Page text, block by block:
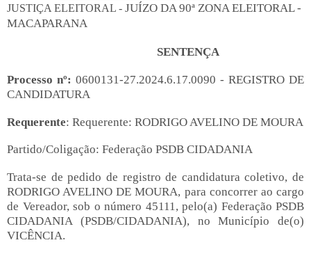
JUSTIÇA ELEITORAL - JUÍZO DA 90ª ZONA ELEITORAL -
MACAPARANA
SENTENÇA
Processo nº: 0600131-27.2024.6.17.0090 - REGISTRO DE
CANDIDATURA
Requerente: Requerente: RODRIGO AVELINO DE MOURA
Partido/Coligação: Federação PSDB CIDADANIA
Trata-se de pedido de registro de candidatura coletivo, de
RODRIGO AVELINO DE MOURA, para concorrer ao cargo
de Vereador, sob o número 45111, pelo(a) Federação PSDB
CIDADANIA (PSDB/CIDADANIA), no Município de(o)
VICÊNCIA.